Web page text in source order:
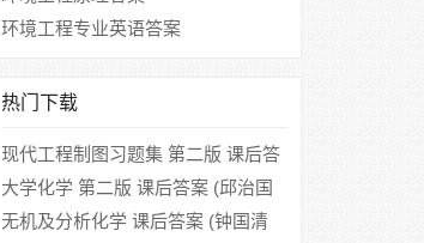
环境工程专业英语答案
热门下载
现代工程制图习题集 第二版 课后答
案 (金玲 张红)
大学化学 第二版 课后答案 (邱治国
张文莉)
无机及分析化学 课后答案 (钟国清